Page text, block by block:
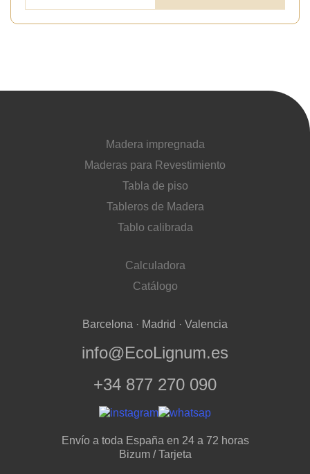
Madera impregnada
Maderas para Revestimiento
Tabla de piso
Tableros de Madera
Tablo calibrada
Calculadora
Catálogo
Barcelona · Madrid · Valencia
info@EcoLignum.es
+34 877 270 090
Envío a toda España en 24 a 72 horas
Bizum / Tarjeta